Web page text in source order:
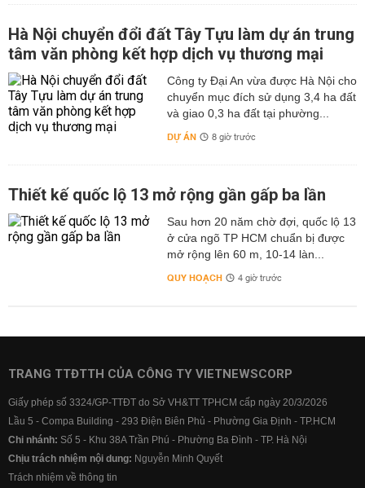
Hà Nội chuyển đổi đất Tây Tựu làm dự án trung
tâm văn phòng kết hợp dịch vụ thương mại
Công ty Đại An vừa được Hà Nội cho
chuyển mục đích sử dụng 3,4 ha đất
và giao 0,3 ha đất tại phường...
DỰ ÁN 8 giờ trước
Thiết kế quốc lộ 13 mở rộng gần gấp ba lần
Sau hơn 20 năm chờ đợi, quốc lộ 13
ở cửa ngõ TP HCM chuẩn bị được
mở rộng lên 60 m, 10-14 làn...
QUY HOẠCH 4 giờ trước
TRANG TTĐTTH CỦA CÔNG TY VIETNEWSCORP
Giấy phép số 3324/GP-TTĐT do Sở VH&TT TPHCM cấp ngày 20/3/2026
Lầu 5 - Compa Building - 293 Điện Biên Phủ - Phường Gia Định - TP.HCM
Chi nhánh: Số 5 - Khu 38A Trần Phú - Phường Ba Đình - TP. Hà Nội
Chịu trách nhiệm nội dung: Nguyễn Minh Quyết
Trách nhiệm về thông tin